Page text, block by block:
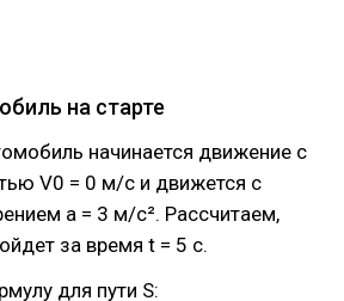
на старте
начинается движение с
V0 = 0 м/с и движется с
a = 3 м/c². Рассчитаем,
за время t = 5 с.
для пути S: